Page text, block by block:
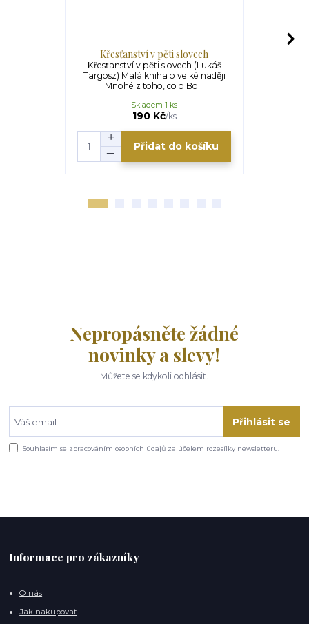
Křesťanství v pěti slovech
Křesťanství v pěti slovech (Lukáš
Targosz) Malá kniha o velké naději
Mnohé z toho, co o Bo...
190 Kč/ks
Skladem 1 ks
Přidat do košíku
Nepropásněte žádné
novinky a slevy!
Můžete se kdykoli odhlásit.
Přihlásit se
Souhlasím se zpracováním osobních údajů za účelem rozesílky newsletteru.
Informace pro zákazníky
O nás
Jak nakupovat